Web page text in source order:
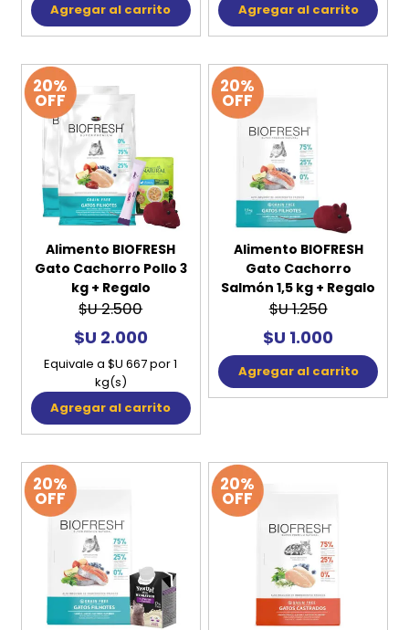
Agregar al carrito
Agregar al carrito
20%
OFF
Alimento BIOFRESH
Gato Cachorro Pollo 3
kg + Regalo
$U 2.500
$U 2.000
Equivale a $U 667 por 1
kg(s)
Agregar al carrito
20%
OFF
Alimento BIOFRESH
Gato Cachorro
Salmón 1,5 kg + Regalo
$U 1.250
$U 1.000
Agregar al carrito
20%
OFF
20%
OFF